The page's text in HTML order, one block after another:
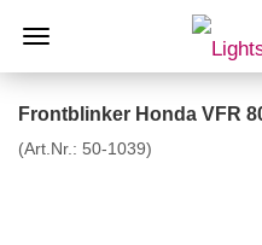
Frontblinker Honda VFR
(Art.Nr.: 50-1039)